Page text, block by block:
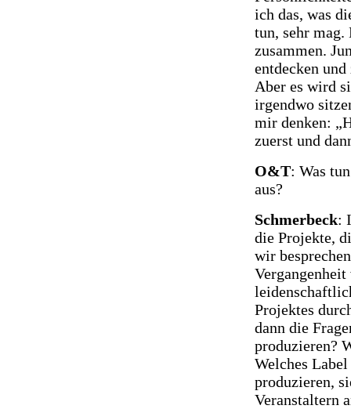
ich das, was
tun, sehr mag.
zusammen.
entdecken
Aber es wird
irgendwo
mir denken:
zuerst und
O&T: Was
aus?
Schmerbeck:
die Projekte,
wir
Projektes
dann die
produzieren?
Welches
produzieren,
Veranstaltern